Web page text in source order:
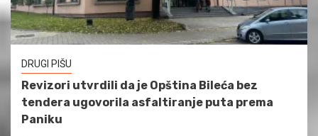
DRUGI PIŠU
Revizori utvrdili da je Opština Bileća bez
tendera ugovorila asfaltiranje puta prema
Paniku